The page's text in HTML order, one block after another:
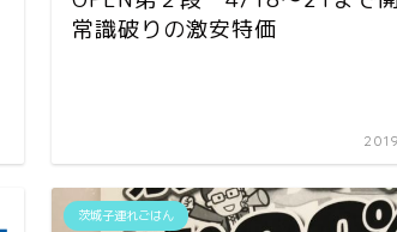
常識破りの激安特価
茨城子連れごはん